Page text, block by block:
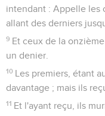
intendant : Appelle les
allant des derniers
9 Et ceux de la
un denier.
10 Les premiers, étant
davantage ; mais ils
11 Et l'ayant reçu, ils